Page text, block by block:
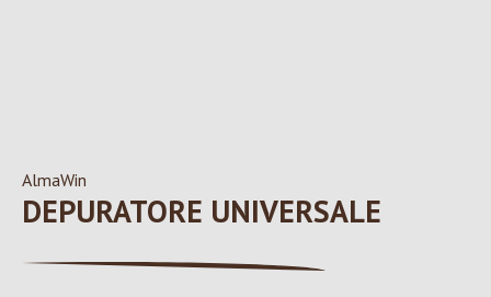
AlmaWin
DEPURATORE UNIVERSALE